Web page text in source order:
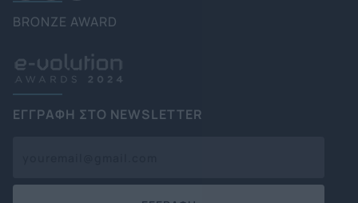
BRONZE AWARD
ΕΓΓΡΑΦΗ ΣΤΟ NEWSLETTER